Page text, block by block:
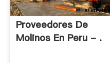
Proveedores De
Molinos En Peru - .